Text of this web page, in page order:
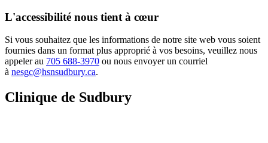
L'accessibilité nous tient à cœur
Si vous souhaitez que les informations de notre site web vous soient
fournies dans un format plus approprié à vos besoins, veuillez nous
appeler au 705 688-3970 ou nous envoyer un courriel
à nesgc@hsnsudbury.ca.
Clinique de Sudbury